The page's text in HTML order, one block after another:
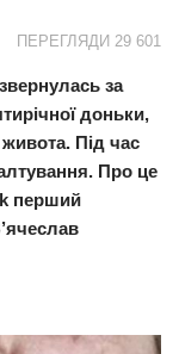
ПЕРЕГЛЯДИ 29 601
за
доньки,
Під час
Про це
перший